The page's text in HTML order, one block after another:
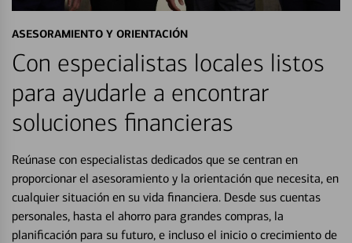
ASESORAMIENTO Y ORIENTACIÓN
Con especialistas locales listos
para ayudarle a encontrar
soluciones financieras
Reúnase con especialistas dedicados que se centran en
proporcionar el asesoramiento y la orientación que necesita, en
cualquier situación en su vida financiera. Desde sus cuentas
personales, hasta el ahorro para grandes compras, la
planificación para su futuro, e incluso el inicio o crecimiento de